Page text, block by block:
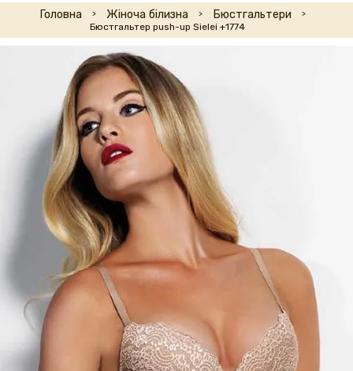
Головна Жіноча білизна Бюстгальтери
Бюстгальтер push-up Sielei +1774